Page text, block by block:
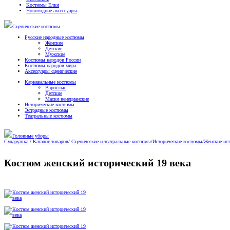
Костюмы Елки
Новогодние аксессуары
Сценические костюмы
Русские народные костюмы
Женские
Детские
Мужские
Костюмы народов России
Костюмы народов мира
Аксессуары сценические
Карнавальные костюмы
Взрослые
Детские
Маски венецианские
Исторические костюмы
Эстрадные костюмы
Театральные костюмы
Головные уборы
Сударушка / Каталог товаров/ Сценические и театральные костюмы/Исторические костюмы/Женские
Костюм женский исторический 19 века